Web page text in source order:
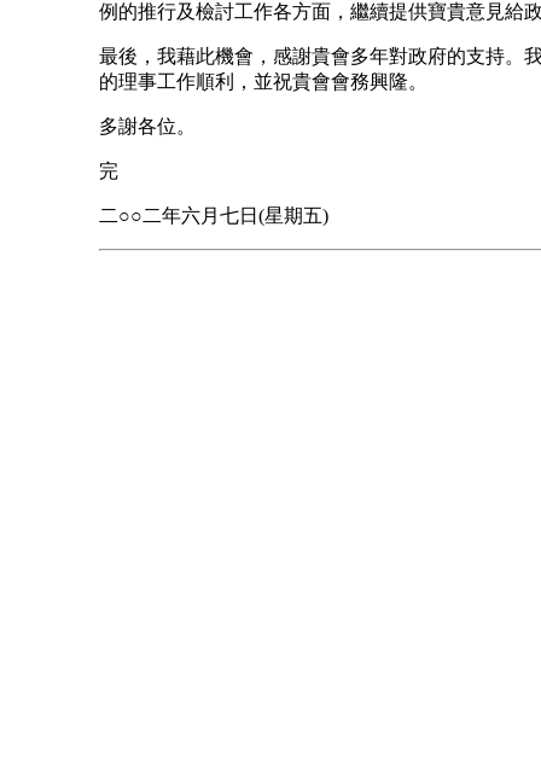
例的推行及檢討工作各方面，繼續提供寶貴意見給
最後，我藉此機會，感謝貴會多年對政府的支持。
的理事工作順利，並祝貴會會務興隆。
多謝各位。
完
二○○二年六月七日(星期五)